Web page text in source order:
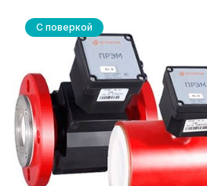
С поверкой